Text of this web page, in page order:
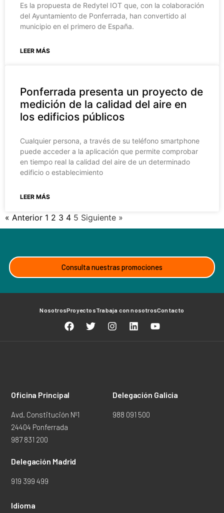
Es la propuesta de Redytel IOT que, con la colaboración
del Ayuntamiento de Ponferrada, han convertido al
municipio en el primero de España.
LEER MÁS
Ponferrada presenta un proyecto de
medición de la calidad del aire en
los edificios públicos
Cualquier persona, a través de su teléfono smartphone
puede acceder a la aplicación que permite comprobar
en tiempo real la calidad del aire de un determinado
edificio o establecimiento
LEER MÁS
« Anterior 1 2 3 4 5 Siguiente »
Consulta nuestras promociones
NosotrosProyectosTrabaja con nosotrosContacto
Oficina Principal
Avd. Constitución Nº1
24404 Ponferrada
987 831 200
Delegación Galicia
988 091 500
Delegación Madrid
919 399 499
Idioma